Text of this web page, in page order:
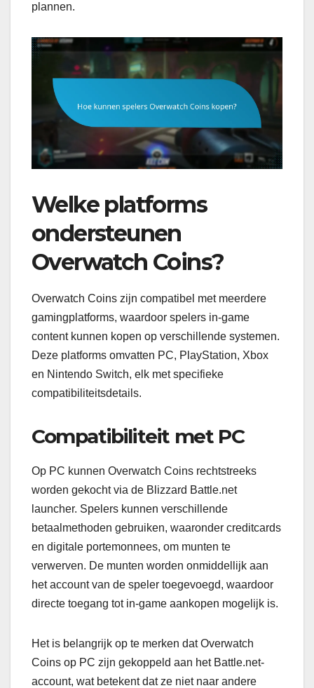
plannen.
Welke platforms
ondersteunen
Overwatch Coins?
Overwatch Coins zijn compatibel met meerdere
gamingplatforms, waardoor spelers in-game
content kunnen kopen op verschillende systemen.
Deze platforms omvatten PC, PlayStation, Xbox
en Nintendo Switch, elk met specifieke
compatibiliteitsdetails.
Compatibiliteit met PC
Op PC kunnen Overwatch Coins rechtstreeks
worden gekocht via de Blizzard Battle.net
launcher. Spelers kunnen verschillende
betaalmethoden gebruiken, waaronder creditcards
en digitale portemonnees, om munten te
verwerven. De munten worden onmiddellijk aan
het account van de speler toegevoegd, waardoor
directe toegang tot in-game aankopen mogelijk is.
Het is belangrijk op te merken dat Overwatch
Coins op PC zijn gekoppeld aan het Battle.net-
account, wat betekent dat ze niet naar andere